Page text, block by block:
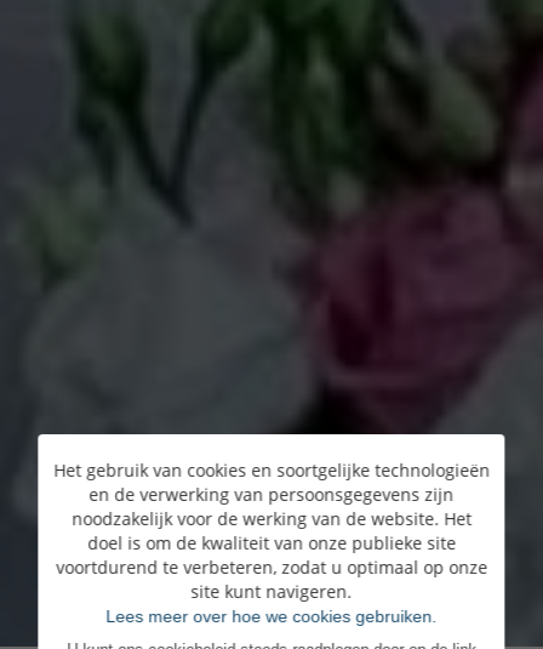
Het gebruik van cookies en soortgelijke technologieën
en de verwerking van persoonsgegevens zijn
noodzakelijk voor de werking van de website. Het
doel is om de kwaliteit van onze publieke site
voortdurend te verbeteren, zodat u optimaal op onze
site kunt navigeren.
Lees meer over hoe we cookies gebruiken.